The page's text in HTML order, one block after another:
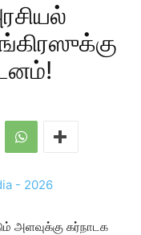
அளவுக்கு கர்நாடக